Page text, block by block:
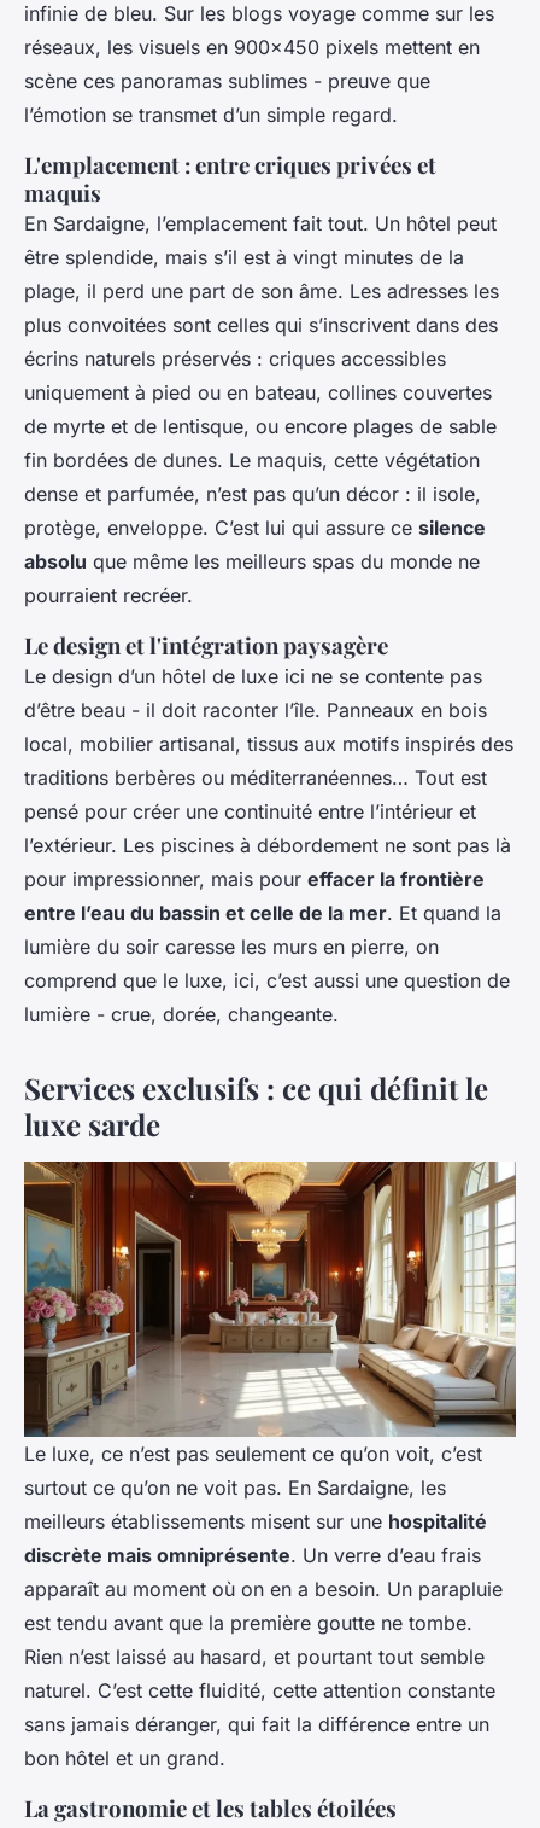
infinie de bleu. Sur les blogs voyage comme sur les
réseaux, les visuels en 900x450 pixels mettent en
scène ces panoramas sublimes - preuve que
l’émotion se transmet d’un simple regard.
L'emplacement : entre criques privées et
maquis
En Sardaigne, l’emplacement fait tout. Un hôtel peut
être splendide, mais s’il est à vingt minutes de la
plage, il perd une part de son âme. Les adresses les
plus convoitées sont celles qui s’inscrivent dans des
écrins naturels préservés : criques accessibles
uniquement à pied ou en bateau, collines couvertes
de myrte et de lentisque, ou encore plages de sable
fin bordées de dunes. Le maquis, cette végétation
dense et parfumée, n’est pas qu’un décor : il isole,
protège, enveloppe. C’est lui qui assure ce silence
absolu que même les meilleurs spas du monde ne
pourraient recréer.
Le design et l'intégration paysagère
Le design d’un hôtel de luxe ici ne se contente pas
d’être beau - il doit raconter l’île. Panneaux en bois
local, mobilier artisanal, tissus aux motifs inspirés des
traditions berbères ou méditerranéennes… Tout est
pensé pour créer une continuité entre l’intérieur et
l’extérieur. Les piscines à débordement ne sont pas là
pour impressionner, mais pour effacer la frontière
entre l’eau du bassin et celle de la mer. Et quand la
lumière du soir caresse les murs en pierre, on
comprend que le luxe, ici, c’est aussi une question de
lumière - crue, dorée, changeante.
Services exclusifs : ce qui définit le
luxe sarde
Le luxe, ce n’est pas seulement ce qu’on voit, c’est
surtout ce qu’on ne voit pas. En Sardaigne, les
meilleurs établissements misent sur une hospitalité
discrète mais omniprésente. Un verre d’eau frais
apparaît au moment où on en a besoin. Un parapluie
est tendu avant que la première goutte ne tombe.
Rien n’est laissé au hasard, et pourtant tout semble
naturel. C’est cette fluidité, cette attention constante
sans jamais déranger, qui fait la différence entre un
bon hôtel et un grand.
La gastronomie et les tables étoilées